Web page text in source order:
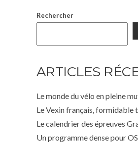
Rechercher
ARTICLES
Le monde du vélo en pleine
Le Vexin français, formidable
Le calendrier des épreuves
Un programme dense pour